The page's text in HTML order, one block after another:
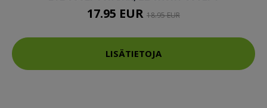
17.95 EUR 18.95 EUR
LISÄTIETOJA